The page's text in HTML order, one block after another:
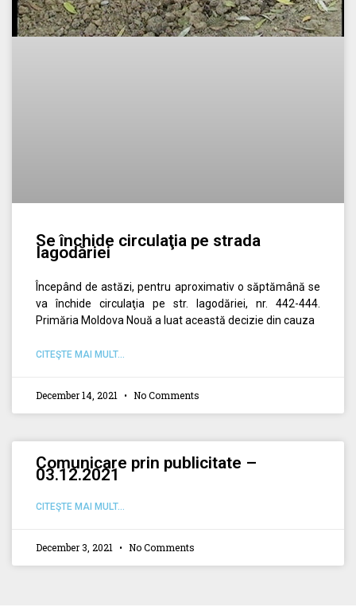
Se închide circulaţia pe strada
Iagodăriei
Începând de astăzi, pentru aproximativ o săptămână se
va închide circulaţia pe str. Iagodăriei, nr. 442-444.
Primăria Moldova Nouă a luat această decizie din cauza
CITEŞTE MAI MULT...
December 14, 2021 No Comments
Comunicare prin publicitate –
03.12.2021
CITEŞTE MAI MULT...
December 3, 2021 No Comments